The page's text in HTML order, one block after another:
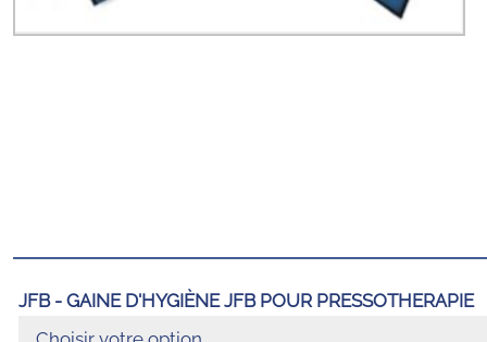
JFB - GAINE D'HYGIÈNE JFB POUR PRESSOTHERAPIE